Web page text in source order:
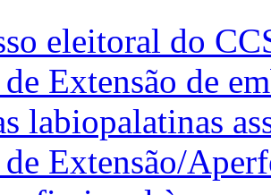
eleitoral do
Extensão de
labiopalatinas
Extensão/